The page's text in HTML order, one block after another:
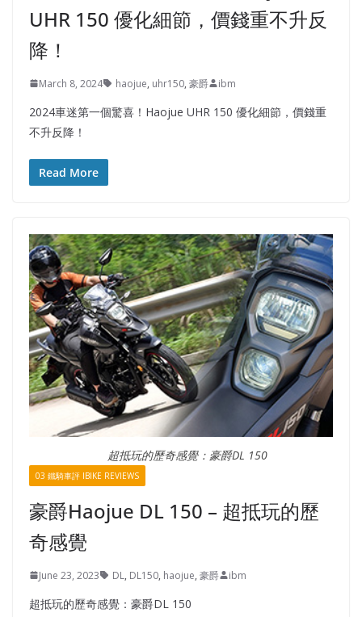
UHR 150 優化細節，價錢重不升反
降！
March 8, 2024 haojue, uhr150, 豪爵 ibm
2024車迷第一個驚喜！Haojue UHR 150 優化細節，價錢重
不升反降！
Read More
超抵玩的歷奇感覺：豪爵DL 150
03 鐵騎車評 IBIKE REVIEWS
豪爵Haojue DL 150 – 超抵玩的歷
奇感覺
June 23, 2023 DL, DL150, haojue, 豪爵 ibm
超抵玩的歷奇感覺：豪爵DL 150